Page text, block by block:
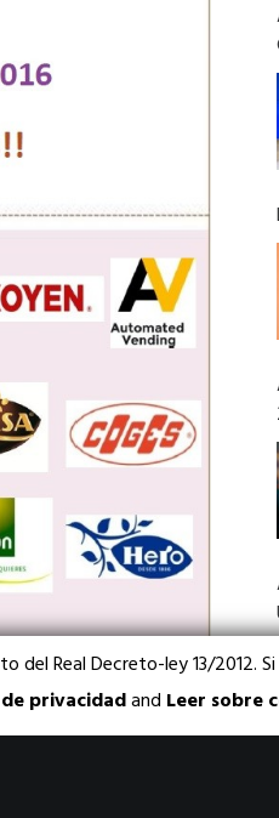
Real Decreto-ley 13/2012.
privacidadand Leer sobre